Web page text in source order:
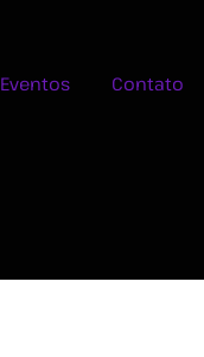
Eventos Contato